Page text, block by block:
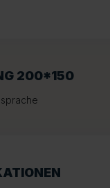
200*150